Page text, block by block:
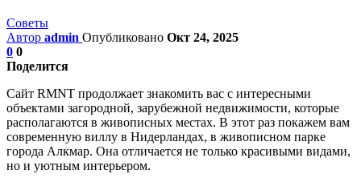
Советы
Автор admin Опубликовано Окт 24, 2025
0 0
Поделится
Сайт RMNT продолжает знакомить вас с интересными
объектами загородной, зарубежной недвижимости, которые
располагаются в живописных местах. В этот раз покажем вам
современную виллу в Нидерландах, в живописном парке
города Алкмар. Она отличается не только красивыми видами,
но и уютным интерьером.